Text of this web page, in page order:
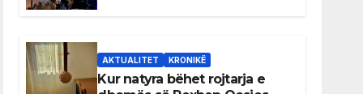
AKTUALITET KRONIKË
Kur natyra bëhet rojtarja e